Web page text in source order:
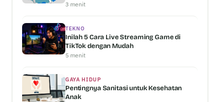
3 menit
TEKNO
Inilah 5 Cara Live Streaming Game di
TikTok dengan Mudah
5 menit
GAYA HIDUP
Pentingnya Sanitasi untuk Kesehatan
Anak